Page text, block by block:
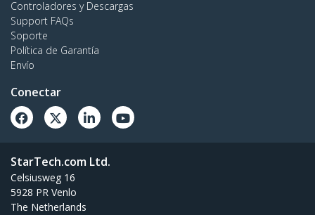
Controladores y Descargas
Support FAQs
Soporte
Política de Garantía
Envío
Conectar
StarTech.com Ltd.
Celsiusweg 16
5928 PR Venlo
The Netherlands